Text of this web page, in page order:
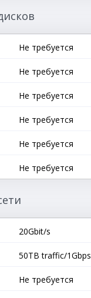
Не требуется
Не требуется
Не требуется
Не требуется
Не требуется
Не требуется
20Gbit/s
50TB traffic/1Gbps
Не требуется